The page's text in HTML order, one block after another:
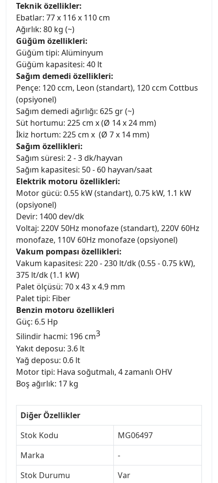
Teknik özellikler:
Ebatlar: 77 x 116 x 110 cm
Ağırlık: 80 kg (~)
Güğüm özellikleri:
Güğüm tipi: Alüminyum
Güğüm kapasitesi: 40 lt
Sağım demedi özellikleri:
Pençe: 120 ccm, Leon (standart), 120 ccm Cottbus
(opsiyonel)
Sağım demedi ağırlığı: 625 gr (~)
Süt hortumu: 225 cm x (Ø 14 x 24 mm)
İkiz hortum: 225 cm x (Ø 7 x 14 mm)
Sağım özellikleri:
Sağım süresi: 2 - 3 dk/hayvan
Sağım kapasitesi: 50 - 60 hayvan/saat
Elektrik motoru özellikleri:
Motor gücü: 0.55 kW (standart), 0.75 kW, 1.1 kW
(opsiyonel)
Devir: 1400 dev/dk
Voltaj: 220V 50Hz monofaze (standart), 220V 60Hz
monofaze, 110V 60Hz monofaze (opsiyonel)
Vakum pompası özellikleri:
Vakum kapasitesi: 220 - 230 lt/dk (0.55 - 0.75 kW),
375 lt/dk (1.1 kW)
Palet ölçüsü: 70 x 43 x 4.9 mm
Palet tipi: Fiber
Benzin motoru özellikleri
Güç: 6.5 Hp
Silindir hacmi: 196 cm3
Yakıt deposu: 3.6 lt
Yağ deposu: 0.6 lt
Motor tipi: Hava soğutmalı, 4 zamanlı OHV
Boş ağırlık: 17 kg
Diğer Özellikler
Stok Kodu
MG06497
Marka
-
Stok Durumu
Var